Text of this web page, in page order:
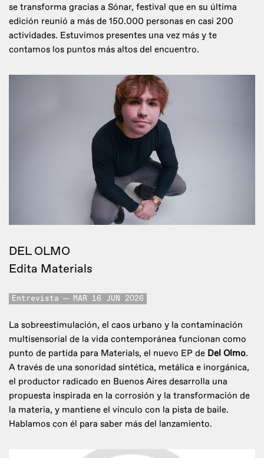
se transforma gracias a Sónar, festival que en su última
edición reunió a más de 150.000 personas en casi 200
actividades. Estuvimos presentes una vez más y te
contamos los puntos más altos del encuentro.
DEL OLMO
Edita Materials
Entrevista MAR 16 JUN 2026
La sobreestimulación, el caos urbano y la contaminación
multisensorial de la vida contemporánea funcionan como
punto de partida para Materials, el nuevo EP de Del Olmo.
A través de una sonoridad sintética, metálica e inorgánica,
el productor radicado en Buenos Aires desarrolla una
propuesta inspirada en la corrosión y la transformación de
la materia, y mantiene el vínculo con la pista de baile.
Hablamos con él para saber más del lanzamiento.